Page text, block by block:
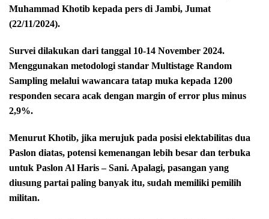
Muhammad Khotib kepada pers di Jambi, Jumat
(22/11/2024).
Survei dilakukan dari tanggal 10-14 November 2024.
Menggunakan metodologi standar Multistage Random
Sampling melalui wawancara tatap muka kepada 1200
responden secara acak dengan margin of error plus minus
2,9%.
Menurut Khotib, jika merujuk pada posisi elektabilitas dua
Paslon diatas, potensi kemenangan lebih besar dan terbuka
untuk Paslon Al Haris – Sani. Apalagi, pasangan yang
diusung partai paling banyak itu, sudah memiliki pemilih
militan.